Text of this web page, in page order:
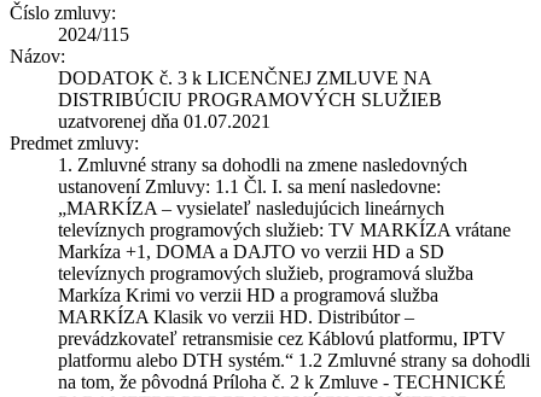
Číslo zmluvy:
2024/115
Názov:
DODATOK č. 3 k LICENČNEJ ZMLUVE NA
DISTRIBÚCIU PROGRAMOVÝCH SLUŽIEB
uzatvorenej dňa 01.07.2021
Predmet zmluvy:
1. Zmluvné strany sa dohodli na zmene nasledovných
ustanovení Zmluvy: 1.1 Čl. I. sa mení nasledovne:
„MARKÍZA – vysielateľ nasledujúcich lineárnych
televíznych programových služieb: TV MARKÍZA vrátane
Markíza +1, DOMA a DAJTO vo verzii HD a SD
televíznych programových služieb, programová služba
Markíza Krimi vo verzii HD a programová služba
MARKÍZA Klasik vo verzii HD. Distribútor –
prevádzkovateľ retransmisie cez Káblovú platformu, IPTV
platformu alebo DTH systém.“ 1.2 Zmluvné strany sa dohodli
na tom, že pôvodná Príloha č. 2 k Zmluve - TECHNICKÉ